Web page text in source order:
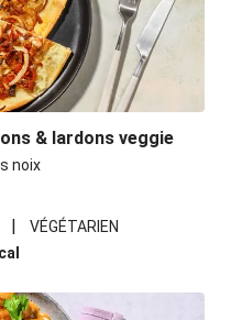
& lardons veggie
noix
|
VÉGÉTARIEN